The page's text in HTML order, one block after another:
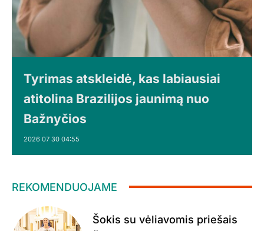
Tyrimas atskleidė, kas labiausiai
atitolina Brazilijos jaunimą nuo
Bažnyčios
2026 07 30 04:55
REKOMENDUOJAME
Šokis su vėliavomis priešais